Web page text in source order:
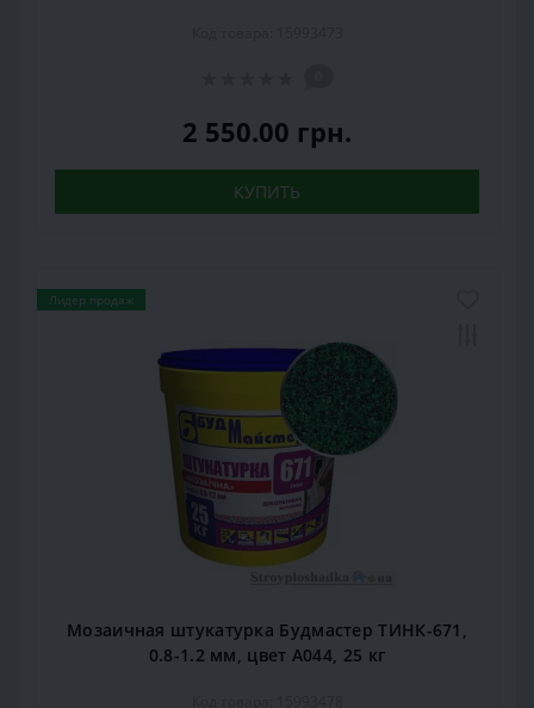
2 550.00 грн.
КУПИТЬ
Лидер продаж
Мозаичная штукатурка Будмастер ТИНК-671,
0.8-1.2 мм, цвет А044, 25 кг